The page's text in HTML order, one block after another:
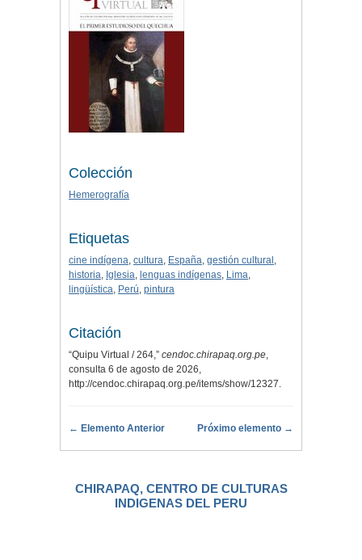
Colección
Hemerografía
Etiquetas
cine indígena, cultura, España, gestión cultural ,
historia, Iglesia, lenguas indígenas, Lima,
lingüística, Perú, pintura
Citación
“Quipu Virtual / 264,” cendoc.chirapaq.org.pe,
consulta 6 de agosto de 2026,
http://cendoc.chirapaq.org.pe/items/show/12327.
← Elemento Anterior Próximo elemento →
CHIRAPAQ, CENTRO DE CULTURAS
INDIGENAS DEL PERU